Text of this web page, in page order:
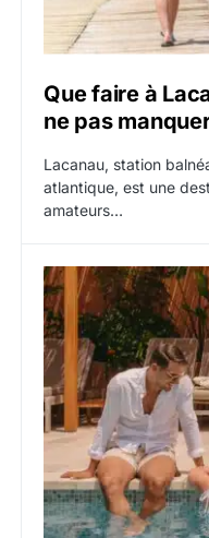
Que faire à
ne pas
Lacanau, station
atlantique, est une
amateurs…